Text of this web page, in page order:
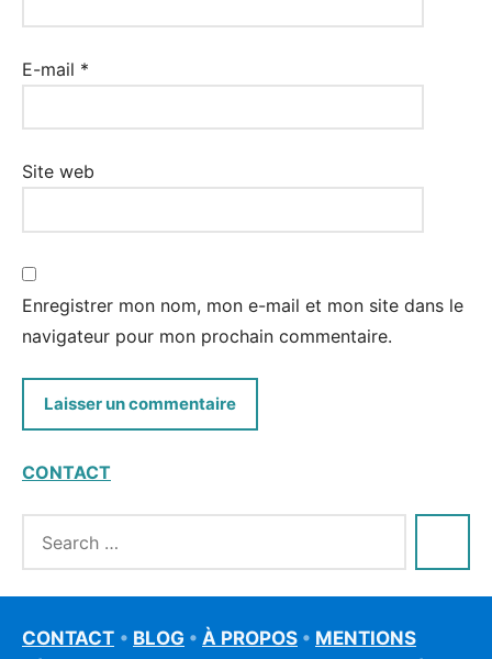
E-mail *
Site web
Enregistrer mon nom, mon e-mail et mon site dans le
navigateur pour mon prochain commentaire.
CONTACT
CONTACT • BLOG • À PROPOS • MENTIONS